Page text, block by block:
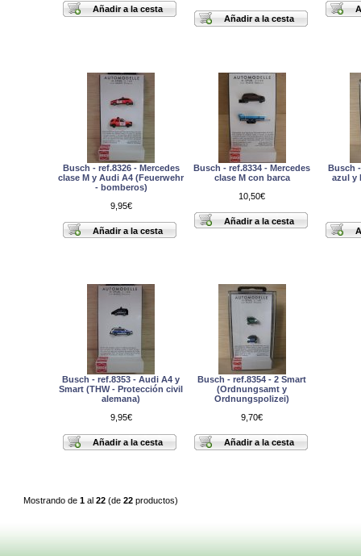
Busch - ref.8326 - Mercedes
clase M y Audi A4 (Feuerwehr
- bomberos)
9,95€
Busch - ref.8334 - Mercedes
clase M con barca
10,50€
Busch
azul y
Busch - ref.8353 - Audi A4 y
Smart (THW - Protección civil
alemana)
9,95€
Busch - ref.8354 - 2 Smart
(Ordnungsamt y
Ordnungspolizei)
9,70€
Mostrando de 1al 22(de 22productos)